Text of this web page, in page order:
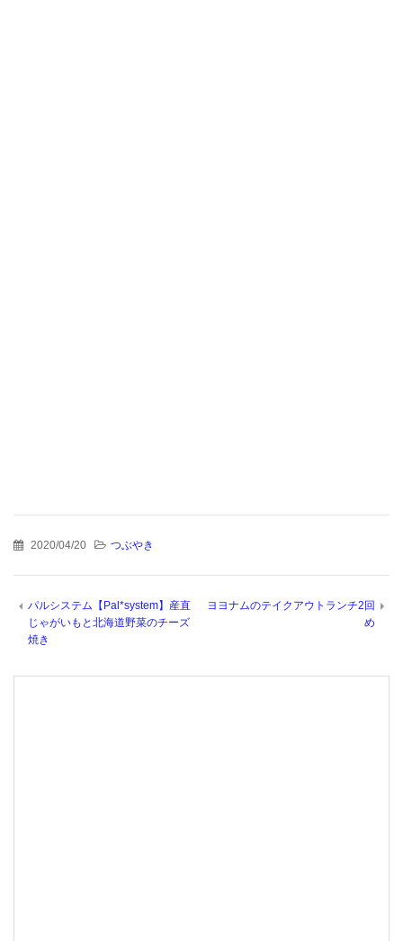
2020/04/20 つぶやき
パルシステム【Pal*system】産直
じゃがいもと北海道野菜のチーズ
焼き
ヨヨナムのテイクアウトランチ2回
め